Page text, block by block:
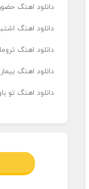
دانلود اهنگ
دانلود اهنگ
دانلود اهنگ
دانلود اهنگ
دانلود اهنگ تو